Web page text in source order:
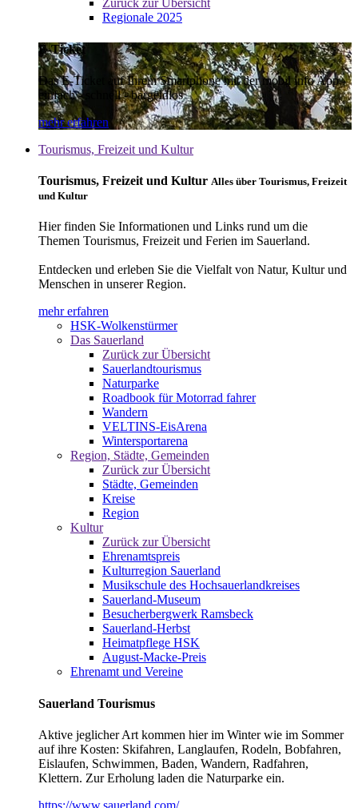
Zurück zur Übersicht
Regionale 2025
E-Ticket
Das E-Ticket auf Ihrem Smartphone mit der mobil info App -
einfach - schnell - bargeldlos
mehr erfahren
Tourismus, Freizeit und Kultur
Tourismus, Freizeit und Kultur Alles über Tourismus, Freizeit
und Kultur
Hier finden Sie Informationen und Links rund um die
Themen Tourismus, Freizeit und Ferien im Sauerland.
Entdecken und erleben Sie die Vielfalt von Natur, Kultur und
Menschen in unserer Region.
mehr erfahren
HSK-Wolkenstürmer
Das Sauerland
Zurück zur Übersicht
Sauerlandtourismus
Naturparke
Roadbook für Motorrad fahrer
Wandern
VELTINS-EisArena
Wintersportarena
Region, Städte, Gemeinden
Zurück zur Übersicht
Städte, Gemeinden
Kreise
Region
Kultur
Zurück zur Übersicht
Ehrenamtspreis
Kulturregion Sauerland
Musikschule des Hochsauerlandkreises
Sauerland-Museum
Besucherbergwerk Ramsbeck
Sauerland-Herbst
Heimatpflege HSK
August-Macke-Preis
Ehrenamt und Vereine
Sauerland Tourismus
Aktive jeglicher Art kommen hier im Winter wie im Sommer
auf ihre Kosten: Skifahren, Langlaufen, Rodeln, Bobfahren,
Eislaufen, Schwimmen, Baden, Wandern, Radfahren,
Klettern. Zur Erholung laden die Naturparke ein.
https://www.sauerland.com/